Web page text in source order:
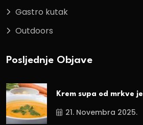
Gastro kutak
Outdoors
Posljednje Objave
Krem supa od mrkve je
21. Novembra 2025.